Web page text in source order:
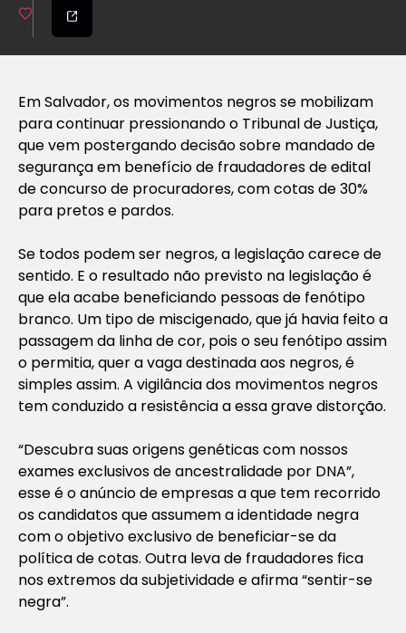
Em Salvador, os movimentos negros se mobilizam
para continuar pressionando o Tribunal de Justiça,
que vem postergando decisão sobre mandado de
segurança em benefício de fraudadores de edital
de concurso de procuradores, com cotas de 30%
para pretos e pardos.
Se todos podem ser negros, a legislação carece de
sentido. E o resultado não previsto na legislação é
que ela acabe beneficiando pessoas de fenótipo
branco. Um tipo de miscigenado, que já havia feito a
passagem da linha de cor, pois o seu fenótipo assim
o permitia, quer a vaga destinada aos negros, é
simples assim. A vigilância dos movimentos negros
tem conduzido a resistência a essa grave distorção.
“Descubra suas origens genéticas com nossos
exames exclusivos de ancestralidade por DNA”,
esse é o anúncio de empresas a que tem recorrido
os candidatos que assumem a identidade negra
com o objetivo exclusivo de beneficiar-se da
política de cotas. Outra leva de fraudadores fica
nos extremos da subjetividade e afirma “sentir-se
negra”.